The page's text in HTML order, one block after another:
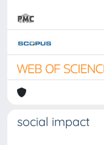
social impact